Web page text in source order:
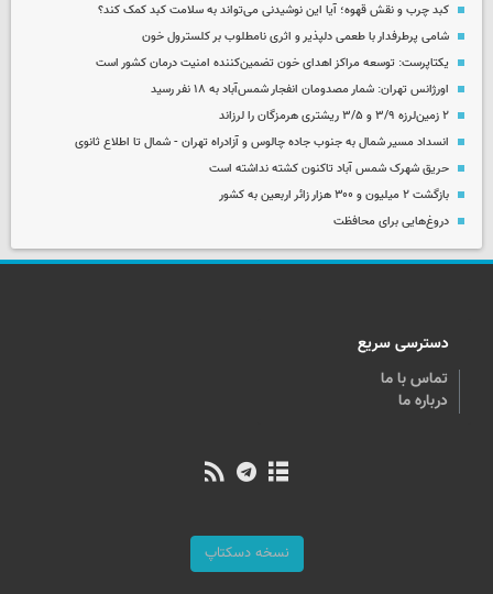
کبد چرب و نقش قهوه؛ آیا این نوشیدنی می‌تواند به سلامت کبد کمک کند؟
شامی پرطرفدار با طعمی دلپذیر و اثری نامطلوب بر کلسترول خون
یکتاپرست: توسعه مراکز اهدای خون تضمین‌کننده امنیت درمان کشور است
اورژانس تهران: شمار مصدومان انفجار شمس‌آباد به ۱۸ نفر رسید
۲ زمین‌لرزه ۳/۹ و ۳/۵ ریشتری هرمزگان را لرزاند
انسداد مسیر شمال به جنوب جاده چالوس و آزادراه تهران - شمال تا اطلاع ثانوی
حریق شهرک شمس آباد تاکنون کشته نداشته است
بازگشت ۲ میلیون و ۳۰۰ هزار زائر اربعین به کشور
دروغ‌هایی برای محافظت
دسترسی سریع
تماس با ما
درباره ما
نسخه دسکتاپ